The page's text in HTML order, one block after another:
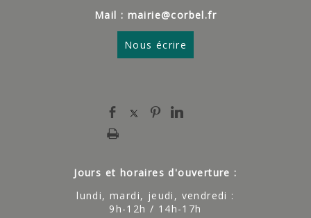
Mail : mairie@corbel.fr
Nous écrire
Jours et horaires d'ouverture :
lundi, mardi, jeudi, vendredi :
9h-12h / 14h-17h